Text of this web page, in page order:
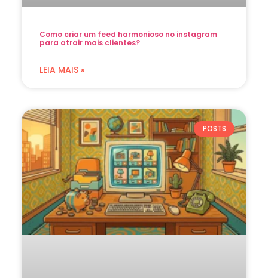
Como criar um feed harmonioso no instagram
para atrair mais clientes?
LEIA MAIS »
POSTS